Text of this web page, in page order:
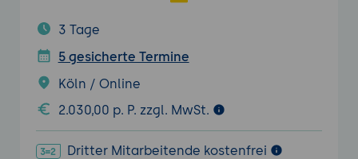
3 Tage
5 gesicherte Termine
Köln / Online
2.030,00 p. P. zzgl. MwSt.
Dritter Mitarbeitende kostenfrei